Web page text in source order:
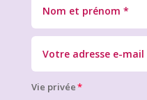
Vie privée